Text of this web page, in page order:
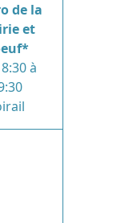
de la
et
à